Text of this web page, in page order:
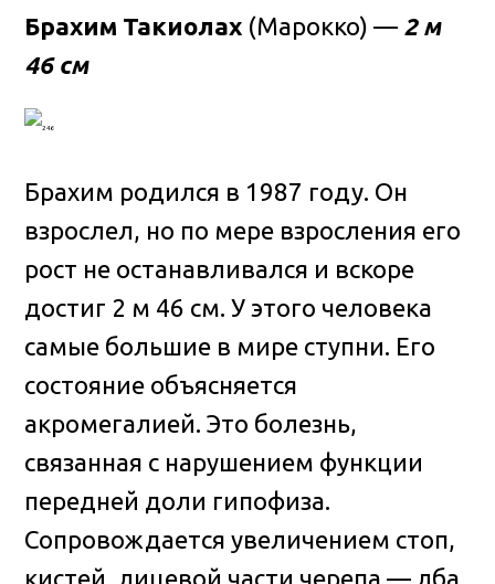
Брахим Такиолах (Марокко) — 2 м
46 см
Брахим родился в 1987 году. Он
взрослел, но по мере взросления его
рост не останавливался и вскоре
достиг 2 м 46 см. У этого человека
самые большие в мире ступни. Его
состояние объясняется
акромегалией. Это болезнь,
связанная с нарушением функции
передней доли гипофиза.
Сопровождается увеличением стоп,
кистей, лицевой части черепа — лба,